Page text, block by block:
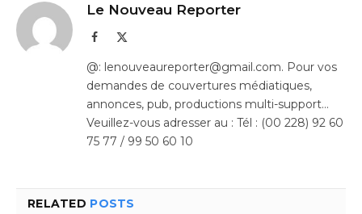
Le Nouveau Reporter
Facebook
@: lenouveaureporter@gmail.com. Pour vos
demandes de couvertures médiatiques,
annonces, pub, productions multi-support…
Veuillez-vous adresser au : Tél : (00 228) 92 60
75 77 / 99 50 60 10
RELATED POSTS